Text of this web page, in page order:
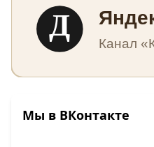
Д Канал
Мы в ВКонтакте